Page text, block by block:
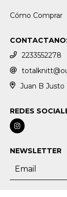
Cómo Comprar
2233552278
Juan B Justo
REDES
NEWSLETTER